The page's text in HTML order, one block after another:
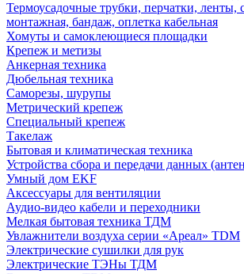
Термоусадочные трубки, перчатки, ленты,
монтажная, бандаж, оплетка кабельная
Хомуты и самоклеющиеся площадки
Крепеж и метизы
Анкерная техника
Дюбельная техника
Саморезы, шурупы
Метрический крепеж
Специальный крепеж
Такелаж
Бытовая и климатическая техника
Устройства сбора и передачи данных
Умный дом EKF
Аксессуары для вентиляции
Аудио-видео кабели и переходники
Мелкая бытовая техника ТДМ
Увлажнители воздуха серии «Ареал» TDM
Электрические сушилки для рук
Электрические ТЭНы ТДМ